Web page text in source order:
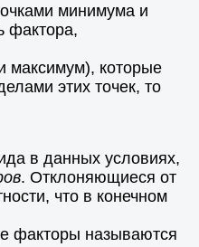
минимума и
фактора,
максимум), которые
этих точек, то
в данных условиях,
. Отклоняющиеся от
что в конечном
факторы называются